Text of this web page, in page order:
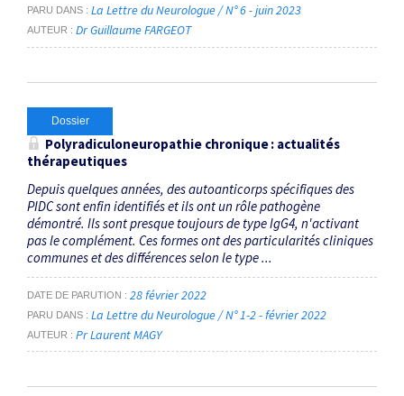
PARU DANS La Lettre du Neurologue / N° 6 - juin 2023
AUTEUR Dr Guillaume FARGEOT
Dossier
Polyradiculoneuropathie chronique : actualités
thérapeutiques
Depuis quelques années, des autoanticorps spécifiques des
PIDC sont enfin identifiés et ils ont un rôle pathogène
démontré. Ils sont presque toujours de type IgG4, n'activant
pas le complément. Ces formes ont des particularités cliniques
communes et des différences selon le type ...
DATE DE PARUTION 28 février 2022
PARU DANS La Lettre du Neurologue / N° 1-2 - février 2022
AUTEUR Pr Laurent MAGY